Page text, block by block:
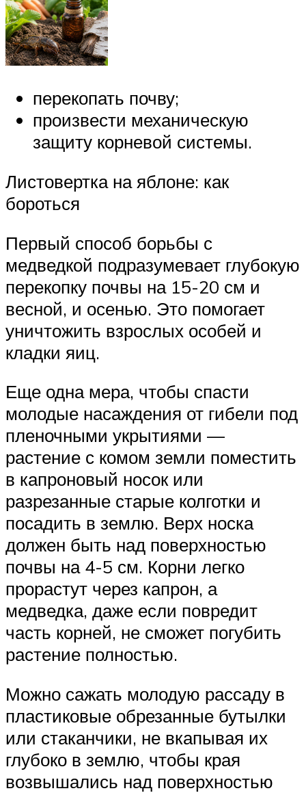
перекопать почву;
произвести механическую
защиту корневой системы.
Листовертка на яблоне: как
бороться
Первый способ борьбы с
медведкой подразумевает глубокую
перекопку почвы на 15-20 см и
весной, и осенью. Это помогает
уничтожить взрослых особей и
кладки яиц.
Еще одна мера, чтобы спасти
молодые насаждения от гибели под
пленочными укрытиями —
растение с комом земли поместить
в капроновый носок или
разрезанные старые колготки и
посадить в землю. Верх носка
должен быть над поверхностью
почвы на 4-5 см. Корни легко
прорастут через капрон, а
медведка, даже если повредит
часть корней, не сможет погубить
растение полностью.
Можно сажать молодую рассаду в
пластиковые обрезанные бутылки
или стаканчики, не вкапывая их
глубоко в землю, чтобы края
возвышались над поверхностью